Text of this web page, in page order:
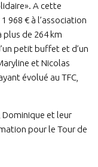
A cette
968 € à l’association
plus de 264 km
petit buffet et d’un
et Nicolas
évolué au TFC,
Dominique et leur
pour le Tour de